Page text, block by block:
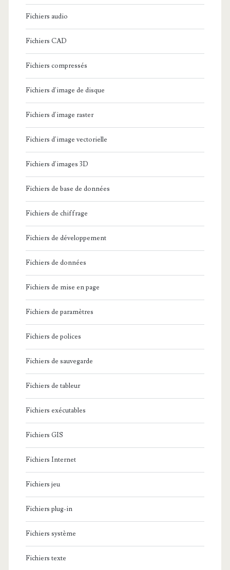
B
S
Fichiers audio
Fichiers CAD
Fichiers compressés
Fichiers d'image de disque
Fichiers d'image raster
Fichiers d'image vectorielle
Fichiers d'images 3D
Fichiers de base de données
Fichiers de chiffrage
Fichiers de développement
Fichiers de données
Fichiers de mise en page
Fichiers de paramètres
Fichiers de polices
Fichiers de sauvegarde
Fichiers de tableur
Fichiers exécutables
Fichiers GIS
Fichiers Internet
Fichiers jeu
Fichiers plug-in
Fichiers système
Fichiers texte